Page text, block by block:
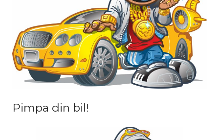
Pimpa din bil!